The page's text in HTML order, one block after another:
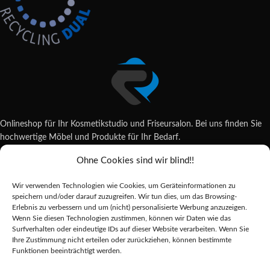
Ohne Cookies sind wir blind!!
Wir verwenden Technologien wie Cookies, um Geräteinformationen zu
speichern und/oder darauf zuzugreifen. Wir tun dies, um das Browsing-
Erlebnis zu verbessern und um (nicht) personalisierte Werbung anzuzeigen.
Wenn Sie diesen Technologien zustimmen, können wir Daten wie das
Surfverhalten oder eindeutige IDs auf dieser Website verarbeiten. Wenn Sie
Ihre Zustimmung nicht erteilen oder zurückziehen, können bestimmte
Funktionen beeinträchtigt werden.
Onlineshop für Ihr Kosmetikstudio und Friseursalon. Bei uns finden Sie
hochwertige Möbel und Produkte für Ihr Bedarf.
Wildsachsener Str. 6, 65207 Wiesbaden
shop@reda-shop.de
REDA SHOP - Hochwertige Studio Ausstattung
2025.
Alle Preise inkl. der gesetzlichen MwSt.